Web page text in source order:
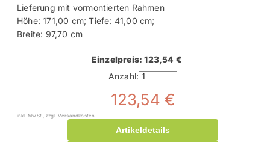
Lieferung mit vormontierten Rahmen
Höhe: 171,00 cm; Tiefe: 41,00 cm;
Breite: 97,70 cm
Einzelpreis: 123,54 €
Anzahl:
123,54 €
inkl. MwSt., zzgl. Versandkosten
Artikeldetails